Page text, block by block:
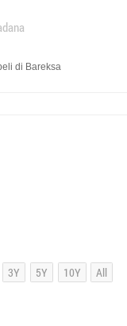
di Bareksa